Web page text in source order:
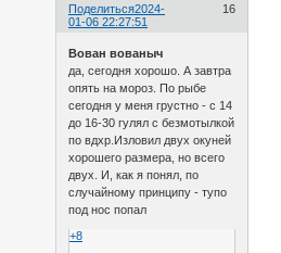
Поделиться 16
2024-
01-06 22:27:51
Вован вованыч
да, сегодня хорошо. А завтра
опять на мороз. По рыбе
сегодня у меня грустно - с 14
до 16-30 гулял с безмотылкой
по вдхр.Изловил двух окуней
хорошего размера, но всего
двух. И, как я понял, по
случайному принципу - тупо
под нос попал
+8